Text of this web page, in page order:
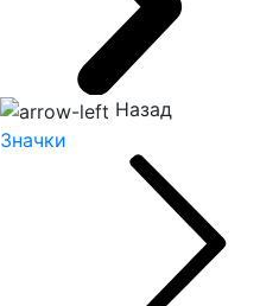
Назад
Значки